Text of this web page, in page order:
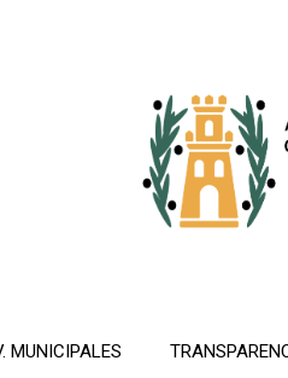
MUNICIPALES